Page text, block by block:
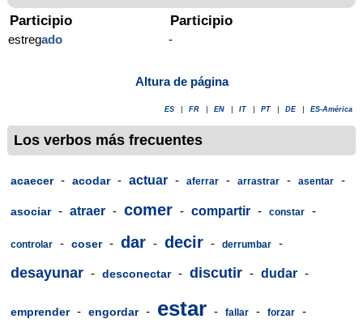
Participio
estregado
Participio
-
Altura de página
ES FR EN IT PT DE ES-América
Los verbos más frecuentes
acaecer - acodar - actuar - aferrar - arrastrar - asentar -
asociar - atraer - comer - compartir - constar -
controlar - coser - dar - decir - derrumbar -
desayunar - desconectar - discutir - dudar -
emprender - engordar - estar - fallar - forzar -